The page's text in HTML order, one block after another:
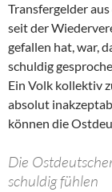
Transfergelder
seit der
gefallen hat, war,
schuldig
Ein Volk kollektiv
absolut
können die
Die
schuldig fühlen